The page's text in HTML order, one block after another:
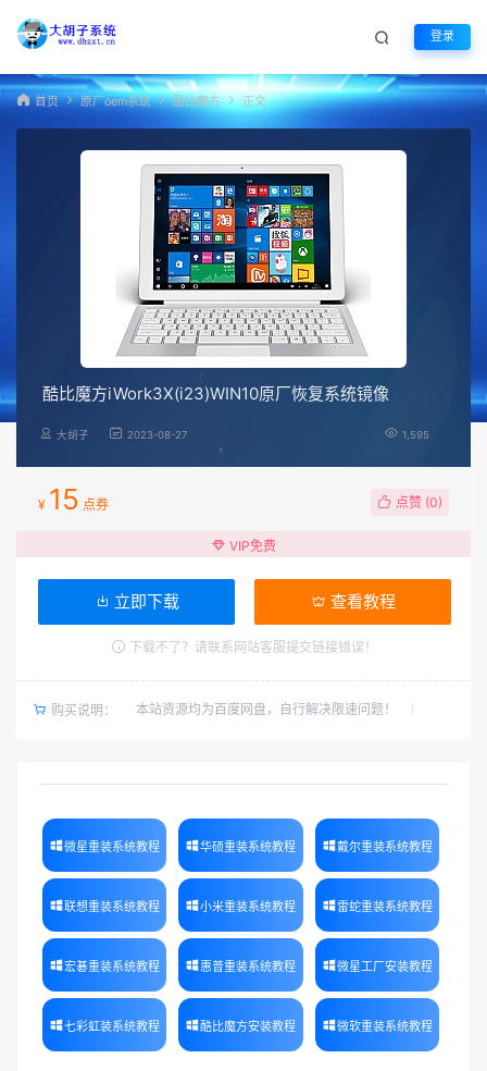
登录
首页 原厂oem系统 酷比魔方 正文
酷比魔方iWork3X(i23)WIN10原厂恢复系统镜像
大胡子 2023-08-27 1,595
¥ 15 点券 点赞 (0)
VIP免费
立即下载 查看教程
下载不了？请联系网站客服提交链接错误！
购买说明： 本站资源均为百度网盘，自行解决限速问题！
微星重装系统教程 华硕重装系统教程 戴尔重装系统教程
联想重装系统教程 小米重装系统教程 雷蛇重装系统教程
宏碁重装系统教程 惠普重装系统教程 微星工厂安装教程
七彩虹装系统教程 酷比魔方安装教程 微软重装系统教程